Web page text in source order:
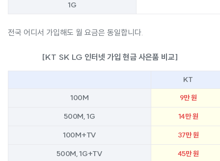
1G
전국 어디서 가입해도 월 요금은 동일합니다.
[KT SK LG 인터넷 가입 현금 사은품 비교]
KT
100M 9만 원
500M, 1G 14만 원
100M+TV 37만 원
500M, 1G+TV 45만 원